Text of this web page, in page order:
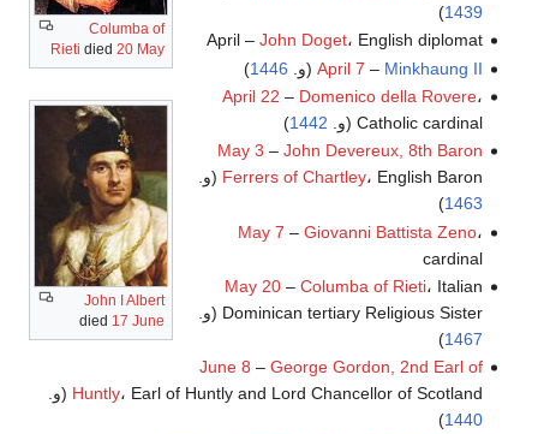
Columba of
Rieti died 20 May
John I Albert
died 17 June
1439
)
April – John Doget، English diplomat
April 7 – Minkhaung II (و. 1446
)
April 22 – Domenico della Rovere،
Catholic cardinal (و.
1442
)
May 3 – John Devereux, 8th Baron
Ferrers of Chartley، English Baron (و.
1463
)
May 7 – Giovanni Battista Zeno،
cardinal
May 20– Columba of Rieti، Italian
Dominican tertiary Religious Sister (و.
1467
)
June 8 – George Gordon, 2nd Earl of
Huntly، Earl of Huntly and Lord Chancellor of Scotland (و.
1440
)